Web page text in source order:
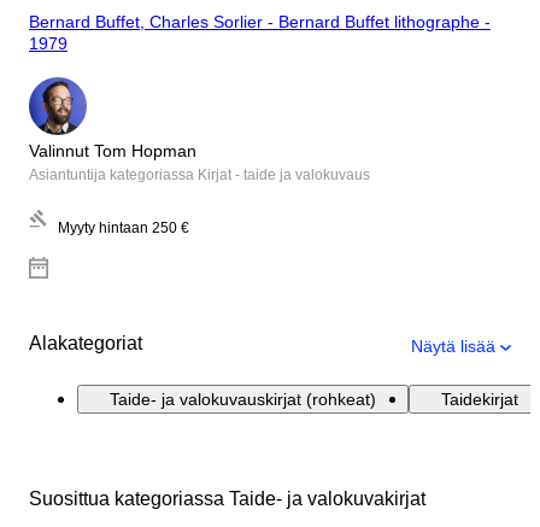
Bernard Buffet, Charles Sorlier - Bernard Buffet lithographe -
1979
Valinnut Tom Hopman
Asiantuntija kategoriassa Kirjat - taide ja valokuvaus
Myyty hintaan 250 €
Alakategoriat Näytä lisää
Taide- ja valokuvauskirjat (rohkeat) Taidekirjat
Suosittua kategoriassa Taide- ja valokuvakirjat